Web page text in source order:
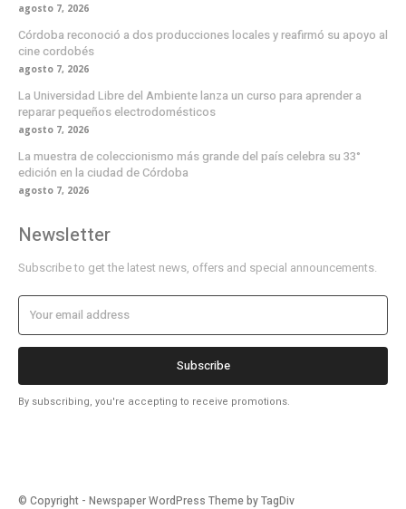
agosto 7, 2026
Córdoba reconoció a dos producciones locales y reafirmó su apoyo al
cine cordobés
agosto 7, 2026
La Universidad Libre del Ambiente lanza un curso para aprender a
reparar pequeños electrodomésticos
agosto 7, 2026
La muestra de coleccionismo más grande del país celebra su 33°
edición en la ciudad de Córdoba
agosto 7, 2026
Newsletter
Subscribe to get the latest news, offers and special announcements.
Subscribe
By subscribing, you're accepting to receive promotions.
© Copyright - Newspaper WordPress Theme by TagDiv